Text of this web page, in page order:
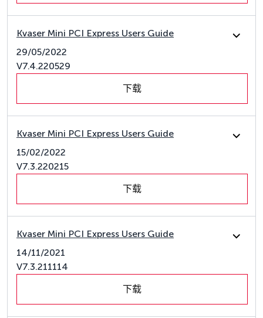
Kvaser Mini PCI Express Users Guide
29/05/2022
V7.4.220529
下载
Kvaser Mini PCI Express Users Guide
15/02/2022
V7.3.220215
下载
Kvaser Mini PCI Express Users Guide
14/11/2021
V7.3.211114
下载